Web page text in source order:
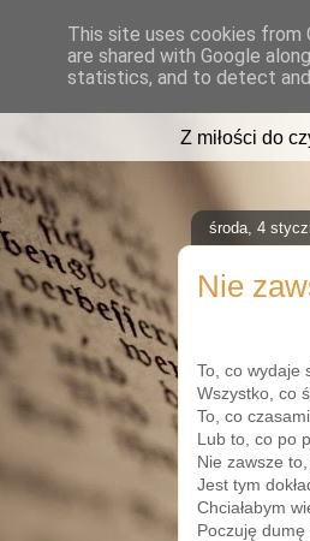
Z miłości do
środa, 4
Nie
To, co wydaje
Wszystko, co
To, co
Lub to, co po
Nie zawsze
Jest tym
Chciałabym
Poczuję
This site uses cookies from
are shared with Google
statistics, and to detect and